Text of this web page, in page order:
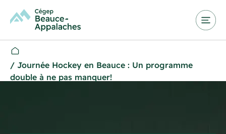
/ Journée Hockey en Beauce : Un programme
double à ne pas manquer!